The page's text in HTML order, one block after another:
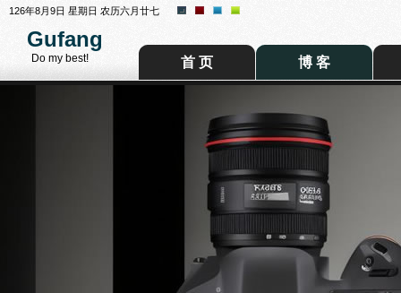
126年8月9日 星期日 农历六月廿七
Gufang
Do my best! 首 页 博 客